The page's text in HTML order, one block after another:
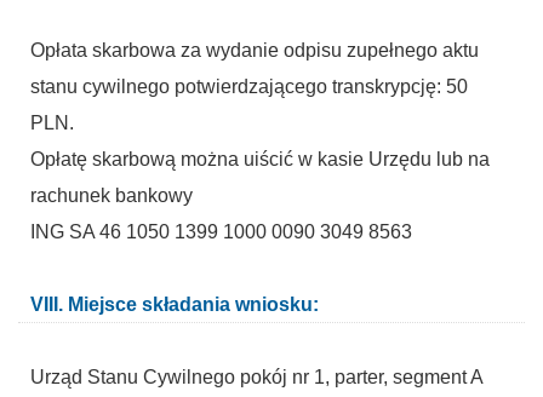
Opłata skarbowa za wydanie odpisu zupełnego aktu
stanu cywilnego potwierdzającego transkrypcję: 50
PLN.
Opłatę skarbową można uiścić w kasie Urzędu lub na
rachunek bankowy
ING SA 46 1050 1399 1000 0090 3049 8563
VIII. Miejsce składania wniosku:
Urząd Stanu Cywilnego pokój nr 1, parter, segment A